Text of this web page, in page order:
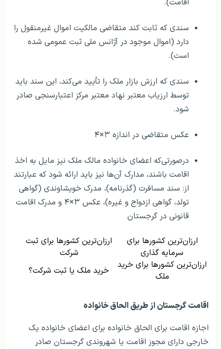
دارد (اموال موجود در آژانس ملی ثبت عمومی شده
است).
توسط ارزیاب معتبر نهاد معتبر مرکز اعتبارسنجی صادر
شود.
اقامت باشند، مدارک آن‌ها نیز باید ارائه شود که عبارتند
از: سند مسافرت (گذرنامه)، مدرک خویشاوندی (گواهی
تولد، گواهی ازدواج و غیره)، عکس ۳×۴ و مدرک اقامت
قانونی در گرجستان
سرمایه گذاری
شرکت
ارزان‌ترین کشورها برای خرید
ملک
خرید ملک یا ثبت شرکت؟
اجازه اقامت برای الحاق خانواده برای اعضای خانواده یک
خارجی دارای مجوز اقامت یا شهروندی گرجستان صادر
می‌شود. شخصی که دارای اقامت/شهروندی گرجستان است،